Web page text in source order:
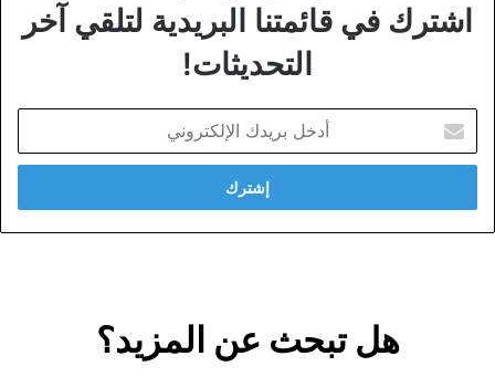
اشترك في قائمتنا البريدية لتلقي آخر
التحديثات!
بريدك
الإلكتروني
هل تبحث عن المزيد؟